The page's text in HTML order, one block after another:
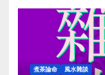
煮茶論命 風水雜談